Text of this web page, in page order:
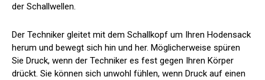
der Schallwellen.
Der Techniker gleitet mit dem Schallkopf um Ihren Hodensack
herum und bewegt sich hin und her. Möglicherweise spüren
Sie Druck, wenn der Techniker es fest gegen Ihren Körper
drückt. Sie können sich unwohl fühlen, wenn Druck auf einen